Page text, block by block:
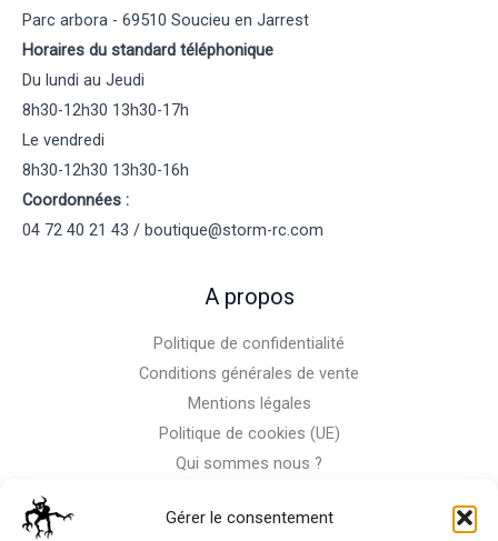
Gérer le consentement
Parc arbora - 69510 Soucieu en Jarrest
Horaires du standard téléphonique
Du lundi au Jeudi
8h30-12h30 13h30-17h
Le vendredi
8h30-12h30 13h30-16h
Coordonnées :
04 72 40 21 43 / boutique@storm-rc.com
A propos
Politique de confidentialité
Conditions générales de vente
Mentions légales
Politique de cookies (UE)
Qui sommes nous ?